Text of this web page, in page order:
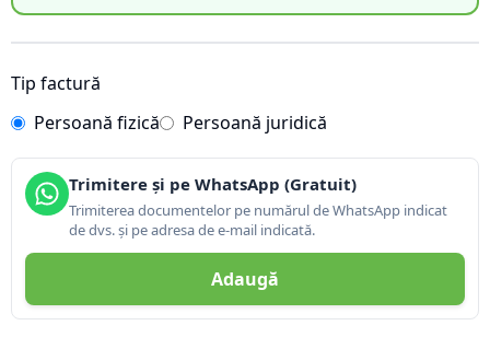
Tip factură
Persoană fizică
Persoană juridică
Trimitere și pe WhatsApp (Gratuit)
Trimiterea documentelor pe numărul de WhatsApp indicat
de dvs. și pe adresa de e-mail indicată.
Adaugă